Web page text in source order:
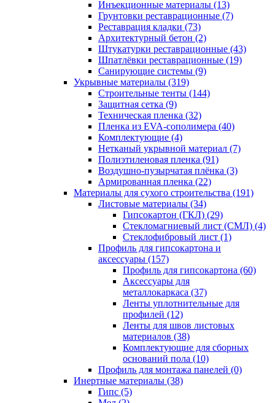
Инъекционные материалы (13)
Грунтовки реставрационные (7)
Реставрация кладки (73)
Архитектурный бетон (2)
Штукатурки реставрационные (43)
Шпатлёвки реставрационные (19)
Санирующие системы (9)
Укрывные материалы (319)
Строительные тенты (144)
Защитная сетка (9)
Техническая пленка (32)
Пленка из EVA-сополимера (40)
Комплектующие (4)
Нетканый укрывной материал (7)
Полиэтиленовая пленка (91)
Воздушно-пузырчатая плёнка (3)
Армированная пленка (22)
Материалы для сухого строительства (191)
Листовые материалы (34)
Гипсокартон (ГКЛ) (29)
Стекломагниевый лист (СМЛ) (4)
Cтеклофибровый лист (1)
Профиль для гипсокартона и
аксессуары (157)
Профиль для гипсокартона (60)
Аксессуары для
металлокаркаса (37)
Ленты уплотнительные для
профилей (12)
Ленты для швов листовых
материалов (38)
Комплектующие для сборных
оснований пола (10)
Профиль для монтажа панелей (0)
Инертные материалы (38)
Гипс (5)